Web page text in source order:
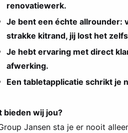
renovatiewerk.
Je bent een échte allrounder:
strakke kitrand, jij lost het
Je hebt ervaring met direct
afwerking.
Een tabletapplicatie schrikt je
bieden wij jou?
Jansen sta je er nooit